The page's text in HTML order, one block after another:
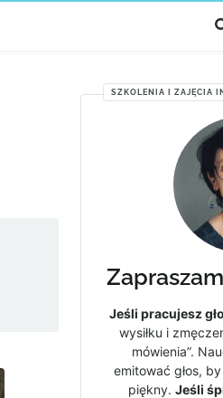
Jeśli pracujesz
wysiłku i
mówienia”.
emitować głos,
piękny. Jeśli
SZKOLENIA I ZAJĘCIA